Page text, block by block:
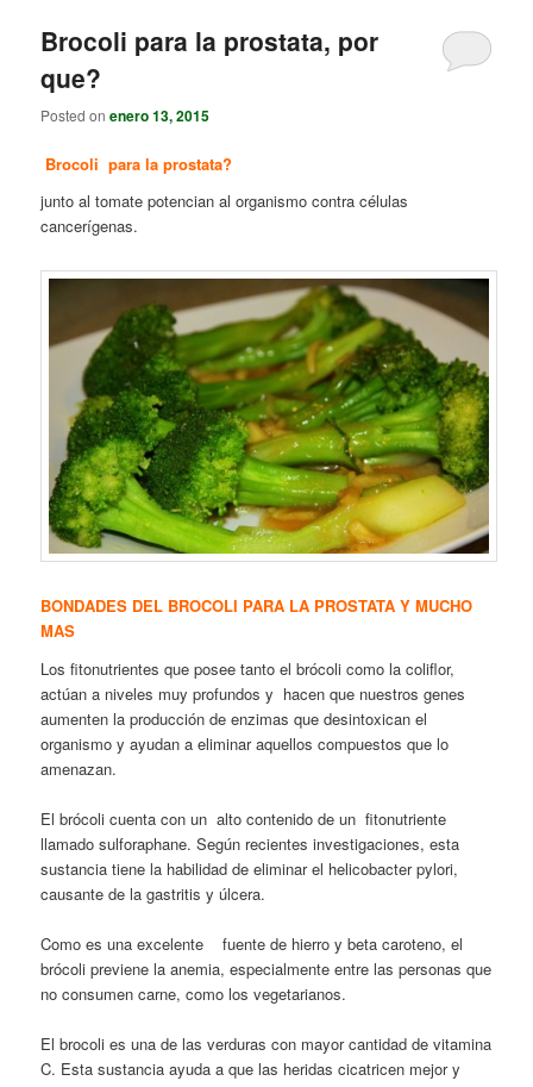
Brocoli para la prostata, por
que?
Posted onenero 13, 2015
Brocoli para la prostata?
junto al tomate potencian al organismo contra células
cancerígenas.
BONDADES DEL BROCOLI PARA LA PROSTATA Y MUCHO
MAS
Los fitonutrientes que posee tanto el brócoli como la coliflor,
actúan a niveles muy profundos y hacen que nuestros genes
aumenten la producción de enzimas que desintoxican el
organismo y ayudan a eliminar aquellos compuestos que lo
amenazan.
El brócoli cuenta con un alto contenido de un fitonutriente
llamado sulforaphane. Según recientes investigaciones, esta
sustancia tiene la habilidad de eliminar el helicobacter pylori,
causante de la gastritis y úlcera.
Como es una excelente fuente de hierro y beta caroteno, el
brócoli previene la anemia, especialmente entre las personas que
no consumen carne, como los vegetarianos.
El brocoli es una de las verduras con mayor cantidad de vitamina
C. Esta sustancia ayuda a que las heridas cicatricen mejor y